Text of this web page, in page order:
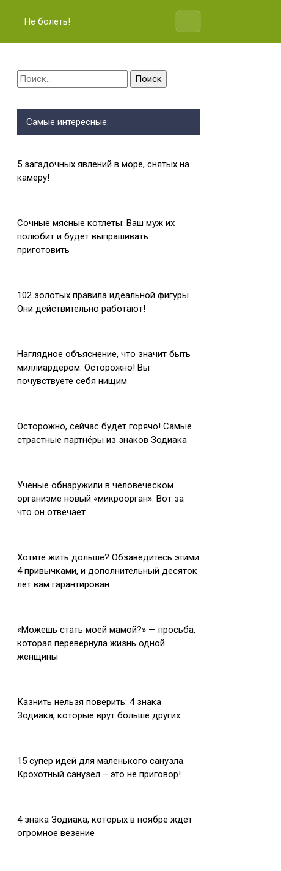
Не болеть!
Найти:
Самые интересные:
5 загадочных явлений в море, снятых на
камеру!
Сочные мясные котлеты: Ваш муж их
полюбит и будет выпрашивать
приготовить
102 золотых правила идеальной фигуры.
Они действительно работают!
Наглядное объяснение, что значит быть
миллиардером. Осторожно! Вы
почувствуете себя нищим
Осторожно, сейчас будет горячо! Самые
страстные партнёры из знаков Зодиака
Ученые обнаружили в человеческом
организме новый «микроорган». Вот за
что он отвечает
Хотите жить дольше? Обзаведитесь этими
4 привычками, и дополнительный десяток
лет вам гарантирован
«Можешь стать моей мамой?» — просьба,
которая перевернула жизнь одной
женщины
Казнить нельзя поверить: 4 знака
Зодиака, которые врут больше других
15 супер идей для маленького санузла.
Крохотный санузел – это не приговор!
4 знака Зодиака, которых в ноябре ждет
огромное везение